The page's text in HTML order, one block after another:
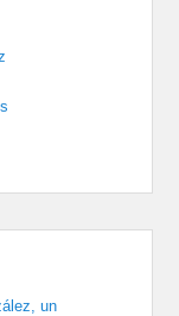
un